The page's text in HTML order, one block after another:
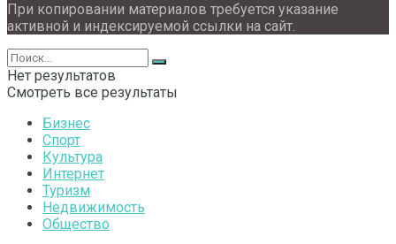
При копировании материалов требуется указание
активной и индексируемой ссылки на сайт.
Нет результатов
Смотреть все результаты
Бизнес
Спорт
Культура
Интернет
Туризм
Недвижимость
Общество